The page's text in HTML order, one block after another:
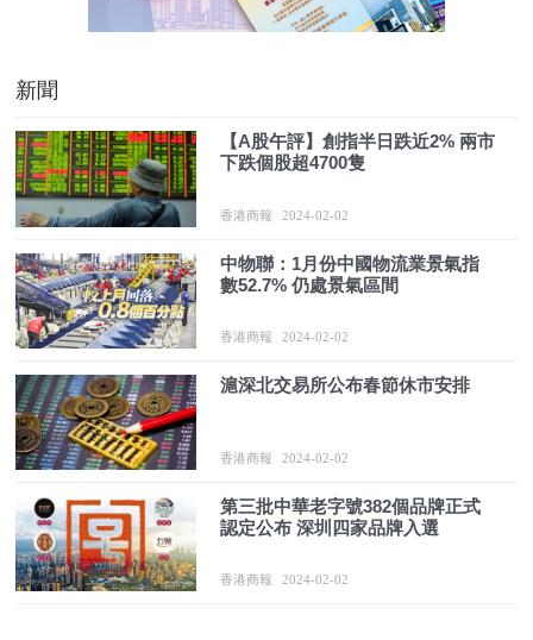
新聞
【A股午評】創指半日跌近2% 兩市
下跌個股超4700隻
香港商報 2024-02-02
中物聯：1月份中國物流業景氣指
數52.7% 仍處景氣區間
香港商報 2024-02-02
滬深北交易所公布春節休市安排
香港商報 2024-02-02
第三批中華老字號382個品牌正式
認定公布 深圳四家品牌入選
香港商報 2024-02-02